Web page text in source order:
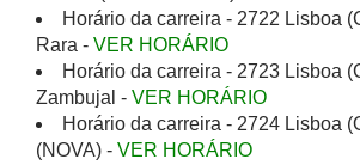
Horário da carreira - 2722 Lisboa
Rara - VER HORÁRIO
Horário da carreira - 2723 Lisboa
Zambujal - VER HORÁRIO
Horário da carreira - 2724 Lisboa
(NOVA) - VER HORÁRIO